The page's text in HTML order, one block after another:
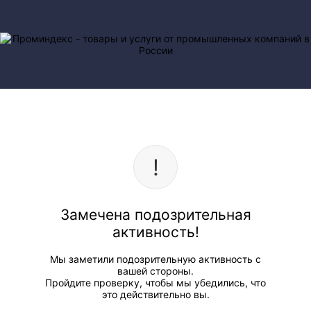
Замечена подозрительная
активность!
Мы заметили подозрительную активность с
вашей стороны.
Пройдите проверку, чтобы мы убедились, что
это действительно вы.